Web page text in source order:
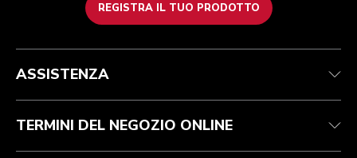
REGISTRA IL TUO PRODOTTO
Health Check
Traccia il tuo ordine
Garanzia e documentazione
FAQ
Termini e condizioni
Resi e rimborsi
Imprint
ODR
Per il marchio
Trova un negozio
ASSISTENZA
TERMINI DEL NEGOZIO ONLINE